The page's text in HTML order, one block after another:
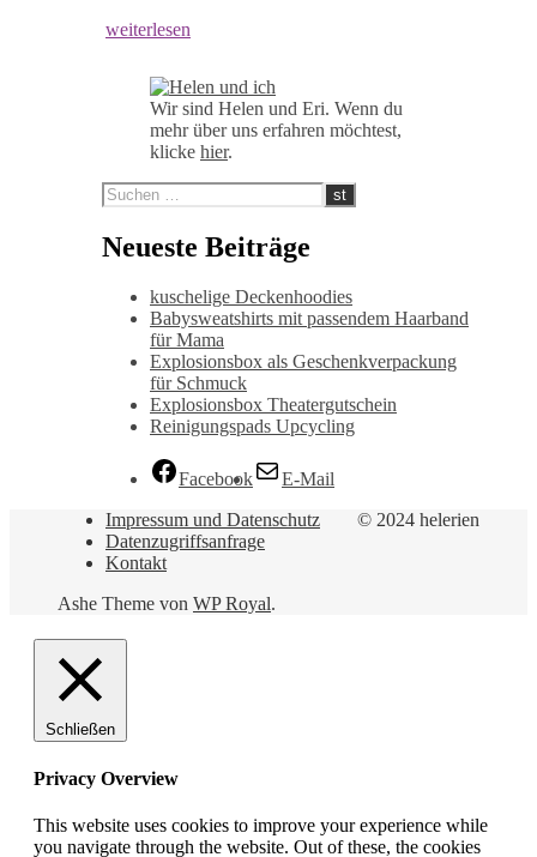
weiterlesen
Wir sind Helen und Eri. Wenn du
mehr über uns erfahren möchtest,
klicke hier.
Neueste Beiträge
kuschelige Deckenhoodies
Babysweatshirts mit passendem Haarband
für Mama
Explosionsbox als Geschenkverpackung
für Schmuck
Explosionsbox Theatergutschein
Reinigungspads Upcycling
Facebook
E-Mail
© 2024 helerien
Impressum und Datenschutz
Datenzugriffsanfrage
Kontakt
Ashe Theme von WP Royal.
Schließen
Privacy Overview
This website uses cookies to improve your experience while
you navigate through the website. Out of these, the cookies